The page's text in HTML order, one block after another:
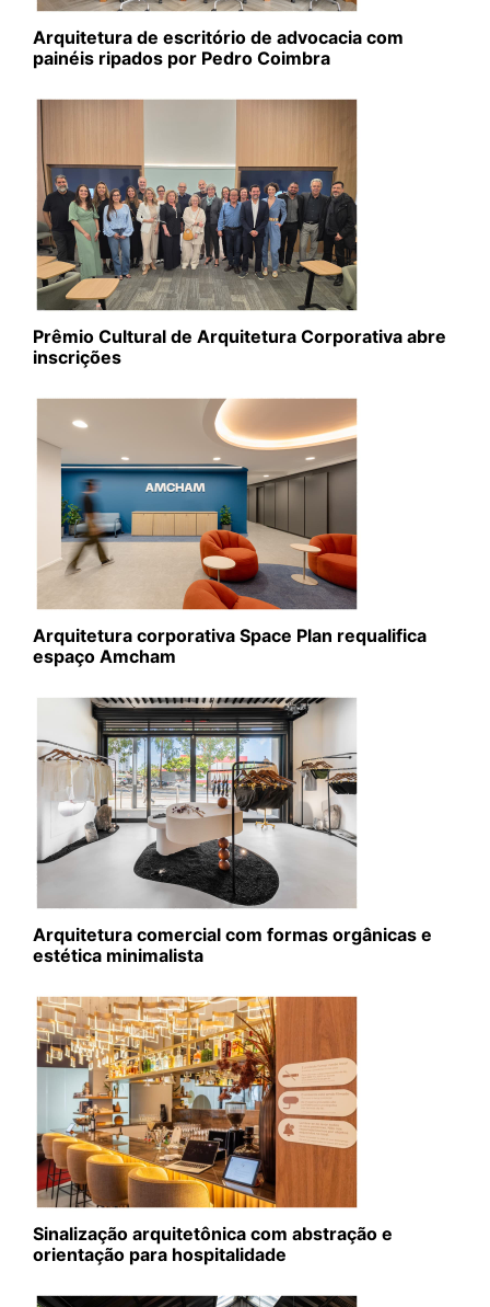
Arquitetura de escritório de advocacia com
painéis ripados por Pedro Coimbra
Prêmio Cultural de Arquitetura Corporativa abre
inscrições
Arquitetura corporativa Space Plan requalifica
espaço Amcham
Arquitetura comercial com formas orgânicas e
estética minimalista
Sinalização arquitetônica com abstração e
orientação para hospitalidade